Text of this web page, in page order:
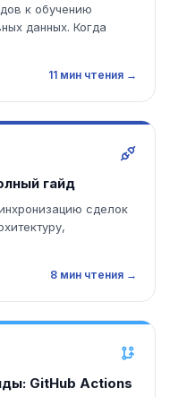
к обучению
данных. Когда
11 мин чтения →
гайд
сделок
8 мин чтения →
GitHub Actions